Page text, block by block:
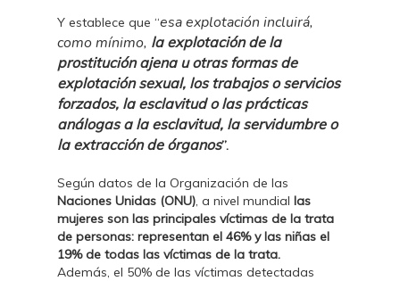
Y establece que “esa explotación incluirá,
como mínimo, la explotación de la
prostitución ajena u otras formas de
explotación sexual, los trabajos o servicios
forzados, la esclavitud o las prácticas
análogas a la esclavitud, la servidumbre o
la extracción de órganos”.
Según datos de la Organización de las
Naciones Unidas (ONU), a nivel mundial las
mujeres son las principales víctimas de la trata
de personas: representan el 46% y las niñas el
19% de todas las víctimas de la trata.
Además, el 50% de las víctimas detectadas